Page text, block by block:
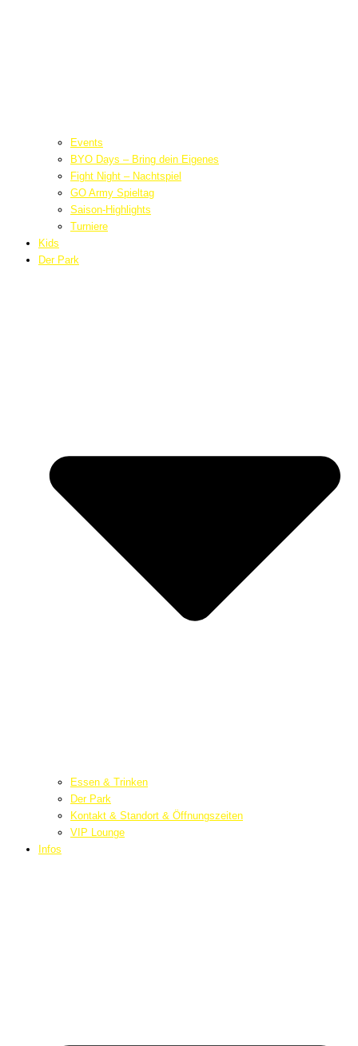
Events
BYO Days – Bring dein Eigenes
Fight Night – Nachtspiel
GO Army Spieltag
Saison-Highlights
Turniere
Kids
Der Park
Essen & Trinken
Der Park
Kontakt & Standort & Öffnungszeiten
VIP Lounge
Infos